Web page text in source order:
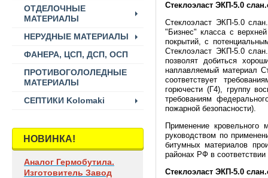
ОТДЕЛОЧНЫЕ
МАТЕРИАЛЫ
НЕРУДНЫЕ МАТЕРИАЛЫ
ФАНЕРА, ЦСП, ДСП, ОСП
ПРОТИВОГОЛОЛЕДНЫЕ
МАТЕРИАЛЫ
СЕПТИКИ Kolomaki
НОВИНКА!
Аналог Гермобутила.
Изготовитель Завод
Стеклоэласт ЭКП-5.0
Стеклоэласт ЭКП-5.0
"Бизнес" класса с
покрытий, с
Стеклоэласт ЭКП-5.0
позволят добиться
наплавляемый материал
соответствует
горючести (Г4), группу
требованиям
пожарной безопасности).
Применение кровельного
руководством по
битумных материалов
районах РФ в
Стеклоэласт ЭКП-5.0